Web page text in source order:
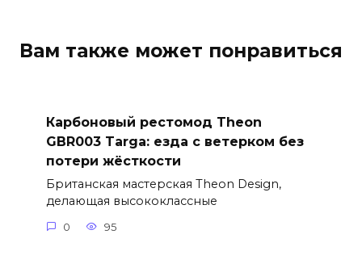
Вам также может понравиться
Карбоновый рестомод Theon
GBR003 Targa: езда с ветерком без
потери жёсткости
Британская мастерская Theon Design,
делающая высококлассные
0 95